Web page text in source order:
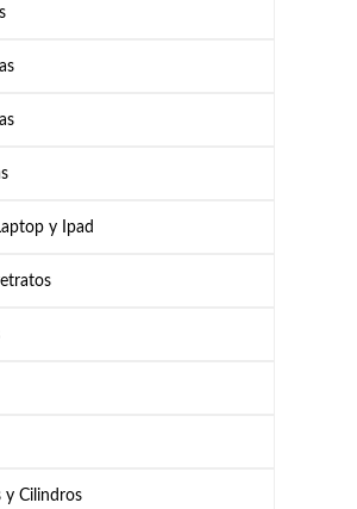
y Ipad
y Cilindros